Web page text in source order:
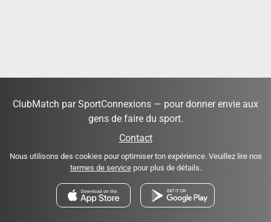
ClubMatch par SportConnexions — pour donner envie aux
gens de faire du sport.
Contact
Nous utilisons des cookies pour optimiser ton expérience. Veuillez lire nos
termes de servicepour plus de détails.